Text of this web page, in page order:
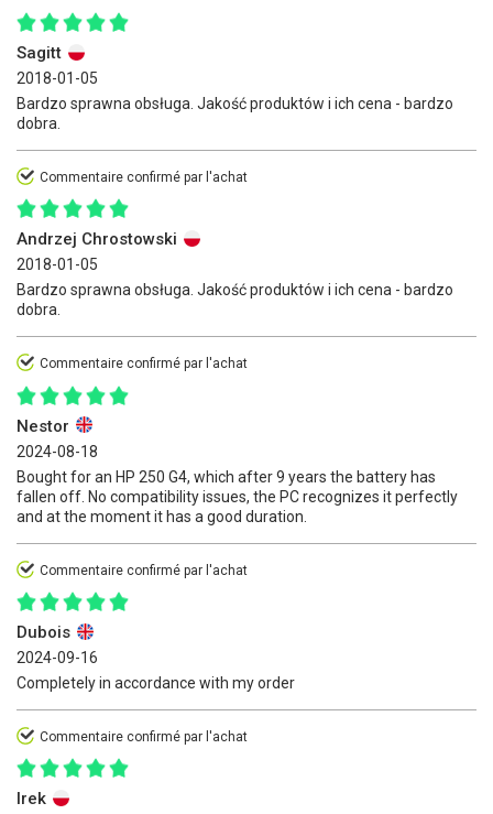
Sagitt
2018-01-05
Bardzo sprawna obsługa. Jakość produktów i ich cena - bardzo
dobra.
Commentaire confirmé par l'achat
Andrzej Chrostowski
2018-01-05
Bardzo sprawna obsługa. Jakość produktów i ich cena - bardzo
dobra.
Commentaire confirmé par l'achat
Nestor
2024-08-18
Bought for an HP 250 G4, which after 9 years the battery has
fallen off. No compatibility issues, the PC recognizes it perfectly
and at the moment it has a good duration.
Commentaire confirmé par l'achat
Dubois
2024-09-16
Completely in accordance with my order
Commentaire confirmé par l'achat
Irek